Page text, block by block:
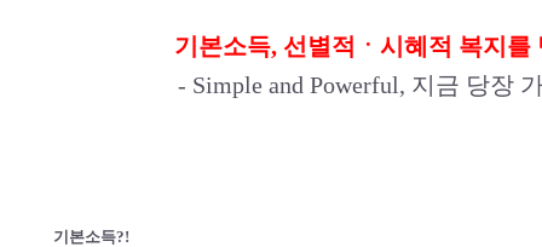
기본소득, 선별적ㆍ시혜적 복지를
- Simple and Powerful, 지금 당장
기본소득?!